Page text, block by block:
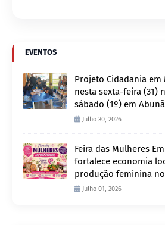
EVENTOS
Projeto Cidadania
nesta sexta-feira (31)
sábado (1º) em Abunã
Julho 30, 2026
Feira das Mulheres
fortalece economia
produção feminina
D’Arc
Julho 01, 2026